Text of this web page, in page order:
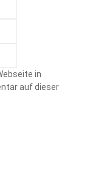
in
auf dieser